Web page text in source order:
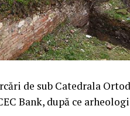
de sub Catedrala
Bank, după ce